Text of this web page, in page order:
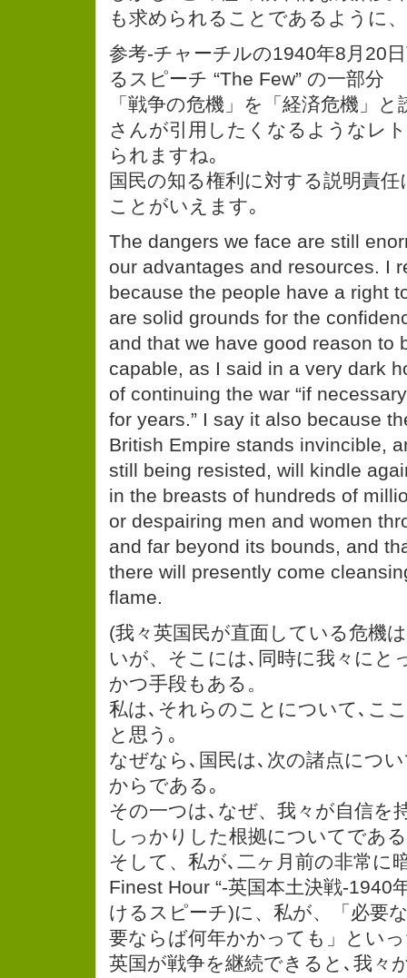
も求められることであるように
参考-チャーチルの1940年8月20
るスピーチ “The Few” の一部分
「戦争の危機」を「経済危機」
さんが引用したくなるようなレ
られますね｡
国民の知る権利に対する説明責
ことがいえます｡
The dangers we face are still
our advantages and resources. I
because the people have a right
are solid grounds for the
and that we have good reason to
capable, as I said in a very dark
of continuing the war “if
for years.” I say it also because
British Empire stands invincible,
still being resisted, will kindle
in the breasts of hundreds of
or despairing men and women
and far beyond its bounds, and
there will presently come
flame.
(我々英国民が直面している危機
いが、そこには､同時に我々にと
かつ手段もある。
私は､それらのことについて､こ
と思う｡
なぜなら､国民は､次の諸点につ
からである｡
その一つは､なぜ、我々が自信を
しっかりした根拠についてであ
そして、私が､二ヶ月前の非常に
Finest Hour “-英国本土決戦-1940
けるスピーチ)に、私が、「必要
要ならば何年かかっても」とい
英国が戦争を継続できると､我々